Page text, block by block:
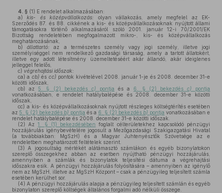
4. § (1) E rendelet alkalmazásában:
a)
kis- és középvállalkozás:
olyan vállakozás, amely megfelel az EK-
Szerződés 87. és 88. cikkének a kis- és középvállalkozásoknak nyújtott állami
támogatásokra történő alkalmazásáról szóló 2001. január 12-i 70/2001/EK
Bizottság rendeletében megfogalmazott mikro-, kis- és középvállalkozás
meghatározásának,
b)
állattartó:
az a természetes személy vagy jogi személy, illetve jogi
személyiséggel nem rendelkező gazdasági társaság, amely a tartott állatokért,
illetve egy adott létesítmény üzemeltetéséért akár állandó, akár ideiglenes
jelleggel felelős,
c) végrehajtási időszak:
ca) a cb) és cc) pontok kivételével 2008. január 1-je és 2008. december 31-e
közötti időszak,
cb) az5. § (2) bekezdés c) pontja és a 6. § (2) bekezdés c) pontja
vonatkozásában, e rendelet hatálybalépése és 2008. december 31-e közötti
időszak,
cc) a kis- és középvállalkozásoknak nyújtott részleges költségtérítés esetében
az 5. § (2) bekezdés b) pontja és a 6. § (2) bekezdés b) pontja vonatkozásában e
rendelet hatálybalépése és 2008. december 31-e közötti időszak.
(2) Az1. § (1) bekezdésében foglalt célterületekhez kapcsolódó pénzügyi
hozzájárulás igénybevételére jogosult a Mezőgazdasági Szakigazgatási Hivatal
(a továbbiakban: MgSzH) és a Magyar Juhtenyésztők Szövetsége az e
rendeletben meghatározott feltételek szerint.
(3) A jogosultság mértékét alátámasztó számlákon és egyéb bizonylatokon
szereplő összegekhez abban az esetben nyújtható pénzügyi hozzájárulás,
amennyiben a számlák és bizonylatok teljesítési dátuma a végrehajtási
időszakra esik. A pénzügyi hozzájárulás folyósítására – amennyiben az igénylő
nem az MgSzH, illetve az MgSzH Központ – csak a pénzügyileg teljesített számla
esetében kerülhet sor.
(4) A pénzügyi hozzájárulás alapja a pénzügyileg teljesített számlán és egyéb
bizonylaton szereplő költségek általános forgalmi adó nélküli összege.